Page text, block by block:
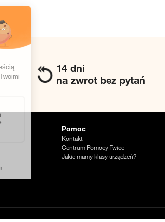
14 dni
na zwrot bez pytań
Pomoc
Kontakt
Centrum Pomocy Twice
Jakie mamy klasy urządzeń?